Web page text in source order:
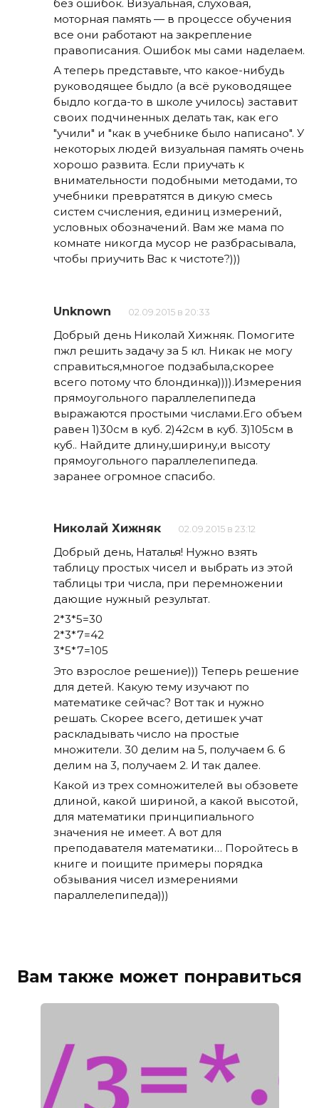
без ошибок. Визуальная, слуховая,
моторная память — в процессе обучения
все они работают на закрепление
правописания. Ошибок мы сами наделаем.
А теперь представьте, что какое-нибудь
руководящее быдло (а всё руководящее
быдло когда-то в школе училось) заставит
своих подчиненных делать так, как его
"учили" и "как в учебнике было написано". У
некоторых людей визуальная память очень
хорошо развита. Если приучать к
внимательности подобными методами, то
учебники превратятся в дикую смесь
систем счисления, единиц измерений,
условных обозначений. Вам же мама по
комнате никогда мусор не разбрасывала,
чтобы приучить Вас к чистоте?)))
Unknown 02.09.2015 в 20:33
Добрый день Николай Хижняк. Помогите
пжл решить задачу за 5 кл. Никак не могу
справиться,многое подзабыла,скорее
всего потому что блондинка)))).Измерения
прямоугольного параллелепипеда
выражаются простыми числами.Его объем
равен 1)30см в куб. 2)42см в куб. 3)105см в
куб.. Найдите длину,ширину,и высоту
прямоугольного параллелепипеда.
заранее огромное спасибо.
Николай Хижняк 02.09.2015 в 23:12
Добрый день, Наталья! Нужно взять
таблицу простых чисел и выбрать из этой
таблицы три числа, при перемножении
дающие нужный результат.
2*3*5=30
2*3*7=42
3*5*7=105
Это взрослое решение))) Теперь решение
для детей. Какую тему изучают по
математике сейчас? Вот так и нужно
решать. Скорее всего, детишек учат
раскладывать число на простые
множители. 30 делим на 5, получаем 6. 6
делим на 3, получаем 2. И так далее.
Какой из трех сомножителей вы обзовете
длиной, какой шириной, а какой высотой,
для математики принципиального
значения не имеет. А вот для
преподавателя математики… Поройтесь в
книге и поищите примеры порядка
обзывания чисел измерениями
параллелепипеда)))
Вам также может понравиться